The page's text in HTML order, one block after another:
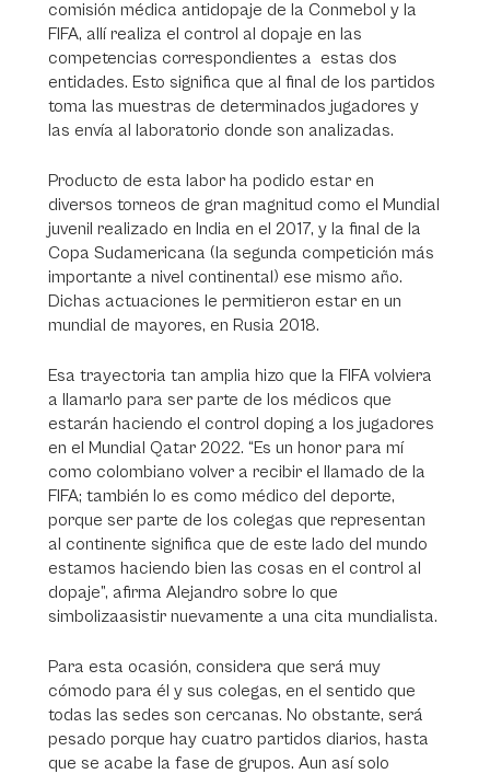
comisión médica antidopaje de la Conmebol y la
FIFA, allí realiza el control al dopaje en las
competencias correspondientes a estas dos
entidades. Esto significa que al final de los partidos
toma las muestras de determinados jugadores y
las envía al laboratorio donde son analizadas.
Producto de esta labor ha podido estar en
diversos torneos de gran magnitud como el Mundial
juvenil realizado en India en el 2017, y la final de la
Copa Sudamericana (la segunda competición más
importante a nivel continental) ese mismo año.
Dichas actuaciones le permitieron estar en un
mundial de mayores, en Rusia 2018.
Esa trayectoria tan amplia hizo que la FIFA volviera
a llamarlo para ser parte de los médicos que
estarán haciendo el control doping a los jugadores
en el Mundial Qatar 2022. “Es un honor para mí
como colombiano volver a recibir el llamado de la
FIFA; también lo es como médico del deporte,
porque ser parte de los colegas que representan
al continente significa que de este lado del mundo
estamos haciendo bien las cosas en el control al
dopaje”, afirma Alejandro sobre lo que
simbolizaasistir nuevamente a una cita mundialista.
Para esta ocasión, considera que será muy
cómodo para él y sus colegas, en el sentido que
todas las sedes son cercanas. No obstante, será
pesado porque hay cuatro partidos diarios, hasta
que se acabe la fase de grupos. Aun así solo